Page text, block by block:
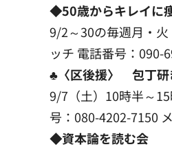
◆50歳からキレイに
9/2～30の毎週月・
ッチ 電話番号：090-
♣〈区後援〉 包丁研
9/7（土）10時半～
号：080-4202-7150
◆資本論を読む会